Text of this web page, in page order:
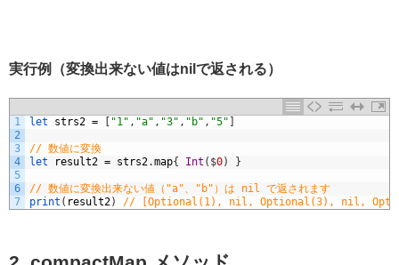
実行例（変換出来ない値はnilで返される）
1
2
3
4
5
6
7
let strs2 = "1" , "a" , "3" , "b" , "5"
// 数値に変換
let
result2 = strs2.map{ Int ( $0) }
// 数値に変換出来ない値（"a"、"b"）は nil で返されます
print ( result2) // [Optional(1), nil, Optional(3), nil,